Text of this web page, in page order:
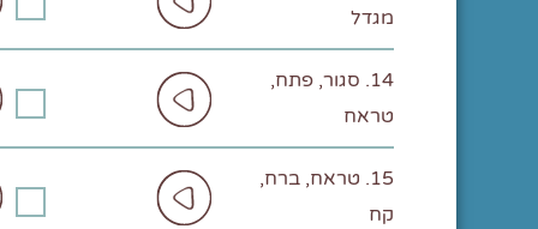
מגדל
14. סגור, פתח,
טראח
15. טראח, ברח,
קח